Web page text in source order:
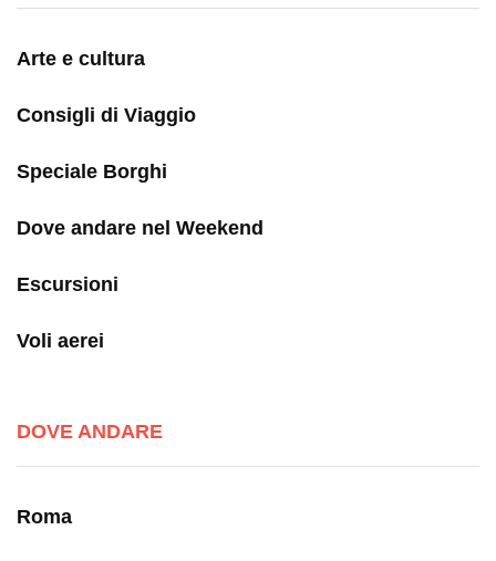
Arte e cultura
Consigli di Viaggio
Speciale Borghi
Dove andare nel Weekend
Escursioni
Voli aerei
DOVE ANDARE
Roma